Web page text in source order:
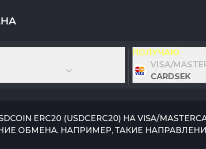
ПОЛУЧАЮ
VISA/
CARDSEK
ERC20 (USDCERC20) НА VISA/
ОБМЕНА. НАПРИМЕР, ТАКИЕ